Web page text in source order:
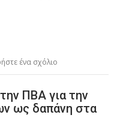
ένα σχόλιο
ΠΒΑ για την
ως δαπάνη στα